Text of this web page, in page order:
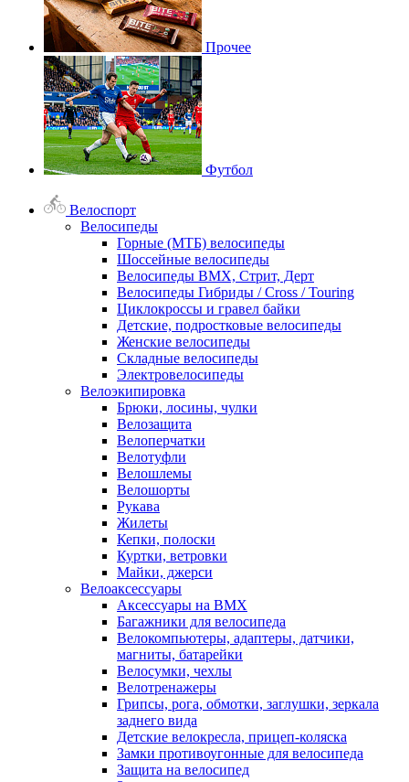
Прочее
Футбол
Велоспорт
Велосипеды
Горные (МТБ) велосипеды
Шоссейные велосипеды
Велосипеды BMX, Стрит, Дерт
Велосипеды Гибриды / Cross / Touring
Циклокроссы и гравел байки
Детские, подростковые велосипеды
Женские велосипеды
Складные велосипеды
Электровелосипеды
Велоэкипировка
Брюки, лосины, чулки
Велозащита
Велоперчатки
Велотуфли
Велошлемы
Велошорты
Рукава
Жилеты
Кепки, полоски
Куртки, ветровки
Майки, джерси
Велоаксессуары
Аксессуары на BMX
Багажники для велосипеда
Велокомпьютеры, адаптеры, датчики,
магниты, батарейки
Велосумки, чехлы
Велотренажеры
Грипсы, рога, обмотки, заглушки, зеркала
заднего вида
Детские велокресла, прицеп-коляска
Замки противоугонные для велосипеда
Защита на велосипед